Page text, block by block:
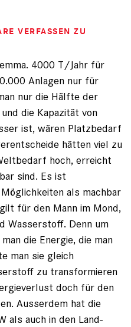
VERFASSEN ZU
4000 T/Jahr für
Anlagen nur für
nur die Hälfte der
die Kapazität von
ist, wären Platzbedarf
hätten viel zu
hoch, erreicht
sind. Es ist
als machbar
für den Mann im Mond,
Wasserstoff. Denn um
die Energie, die man
man sie gleich
zu transformieren
doch für den
Ausserdem hat die
als auch in den Land-